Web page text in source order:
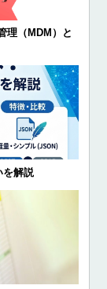
理（MDM）と
を解説